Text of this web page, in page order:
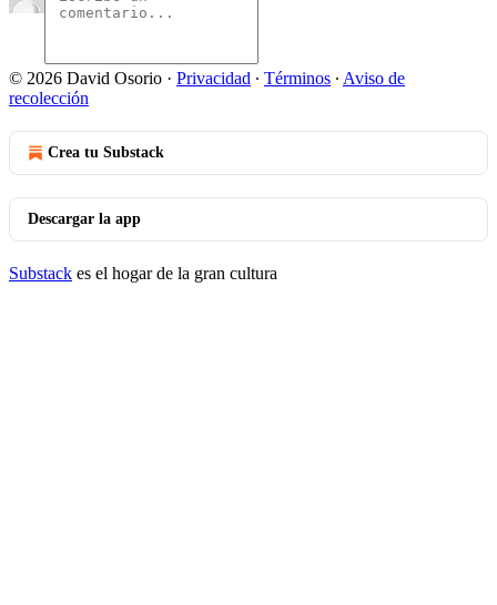
© 2026 David Osorio · Privacidad ∙ Términos ∙ Aviso de
recolección
Crea tu Substack
Descargar la app
Substack es el hogar de la gran cultura